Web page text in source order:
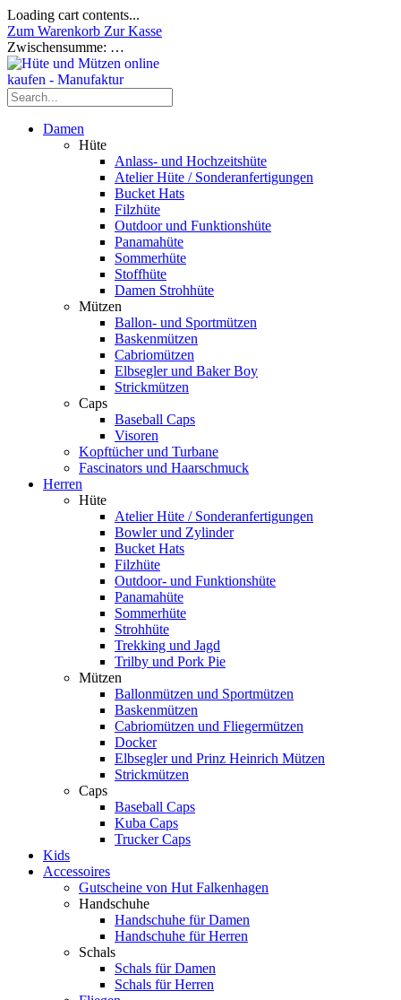
Loading cart contents...
Zum Warenkorb Zur Kasse
Zwischensumme: …
Damen
Hüte
Anlass- und Hochzeitshüte
Atelier Hüte / Sonderanfertigungen
Bucket Hats
Filzhüte
Outdoor und Funktionshüte
Panamahüte
Sommerhüte
Stoffhüte
Damen Strohhüte
Mützen
Ballon- und Sportmützen
Baskenmützen
Cabriomützen
Elbsegler und Baker Boy
Strickmützen
Caps
Baseball Caps
Visoren
Kopftücher und Turbane
Fascinators und Haarschmuck
Herren
Hüte
Atelier Hüte / Sonderanfertigungen
Bowler und Zylinder
Bucket Hats
Filzhüte
Outdoor- und Funktionshüte
Panamahüte
Sommerhüte
Strohhüte
Trekking und Jagd
Trilby und Pork Pie
Mützen
Ballonmützen und Sportmützen
Baskenmützen
Cabriomützen und Fliegermützen
Docker
Elbsegler und Prinz Heinrich Mützen
Strickmützen
Caps
Baseball Caps
Kuba Caps
Trucker Caps
Kids
Accessoires
Gutscheine von Hut Falkenhagen
Handschuhe
Handschuhe für Damen
Handschuhe für Herren
Schals
Schals für Damen
Schals für Herren